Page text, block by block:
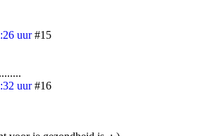
uur #15
uur #16